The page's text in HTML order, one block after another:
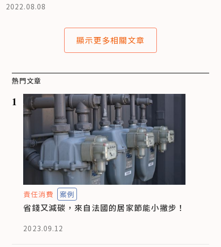
2022.08.08
顯示更多相關文章
熱門文章
1
責任消費 案例
省錢又減碳，來自法國的居家節能小撇步！
2023.09.12